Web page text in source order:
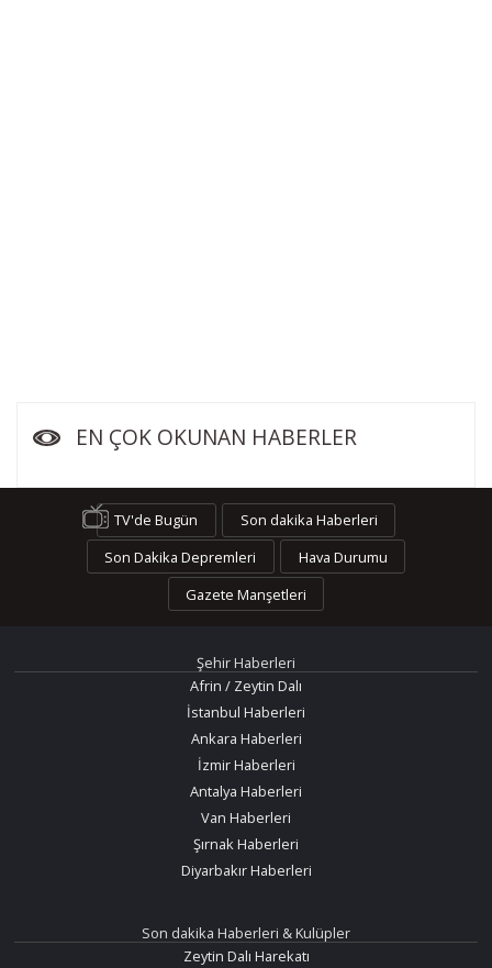
EN ÇOK OKUNAN HABERLER
TV'de Bugün
Son dakika Haberleri
Son Dakika Depremleri
Hava Durumu
Gazete Manşetleri
Şehir Haberleri
Afrin / Zeytin Dalı
İstanbul Haberleri
Ankara Haberleri
İzmir Haberleri
Antalya Haberleri
Van Haberleri
Şırnak Haberleri
Diyarbakır Haberleri
Son dakika Haberleri & Kulüpler
Zeytin Dalı Harekatı